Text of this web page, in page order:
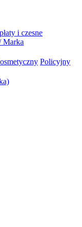
i czesne
Marka
Policyjny